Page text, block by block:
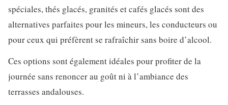
spéciales, thés glacés, granités et cafés glacés sont des
alternatives parfaites pour les mineurs, les conducteurs ou
pour ceux qui préfèrent se rafraîchir sans boire d’alcool.
Ces options sont également idéales pour profiter de la
journée sans renoncer au goût ni à l’ambiance des
terrasses andalouses.